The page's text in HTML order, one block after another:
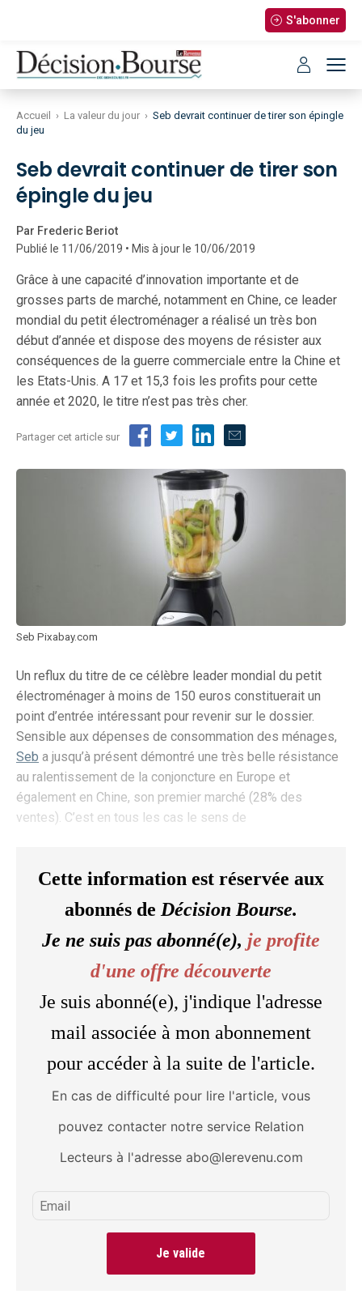
S'abonner
Accueil › La valeur du jour › Seb devrait continuer de tirer son épingle
du jeu
Seb devrait continuer de tirer son
épingle du jeu
Par Frederic Beriot
Publié le 11/06/2019 • Mis à jour le 10/06/2019
Grâce à une capacité d’innovation importante et de
grosses parts de marché, notamment en Chine, ce leader
mondial du petit électroménager a réalisé un très bon
début d’année et dispose des moyens de résister aux
conséquences de la guerre commerciale entre la Chine et
les Etats-Unis. A 17 et 15,3 fois les profits pour cette
année et 2020, le titre n’est pas très cher.
Partager cet article sur
Seb Pixabay.com
Un reflux du titre de ce célèbre leader mondial du petit
électroménager à moins de 150 euros constituerait un
point d’entrée intéressant pour revenir sur le dossier.
Sensible aux dépenses de consommation des ménages,
Seb a jusqu’à présent démontré une très belle résistance
au ralentissement de la conjoncture en Europe et
également en Chine, son premier marché (28% des
ventes). C’est en tous les cas le sens de
Cette information est réservée aux
abonnés de Décision Bourse.
Je ne suis pas abonné(e), je profite
d'une offre découverte
Je suis abonné(e), j'indique l'adresse
mail associée à mon abonnement
pour accéder à la suite de l'article.
En cas de difficulté pour lire l'article, vous
pouvez contacter notre service Relation
Lecteurs à l'adresse abo@lerevenu.com
Je valide